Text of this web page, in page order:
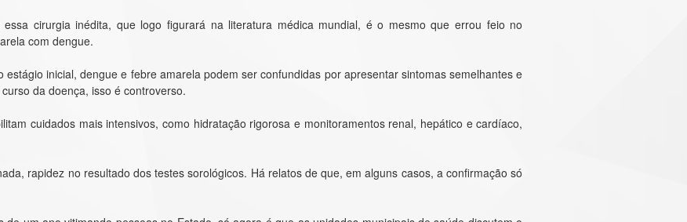
cirurgia inédita, que logo figurará na literatura médica mundial, é o mesmo que errou feio no
com dengue.
inicial, dengue e febre amarela podem ser confundidas por apresentar sintomas semelhantes e
da doença, isso é controverso.
cuidados mais intensivos, como hidratação rigorosa e monitoramentos renal, hepático e cardíaco,
rapidez no resultado dos testes sorológicos. Há relatos de que, em alguns casos, a confirmação só